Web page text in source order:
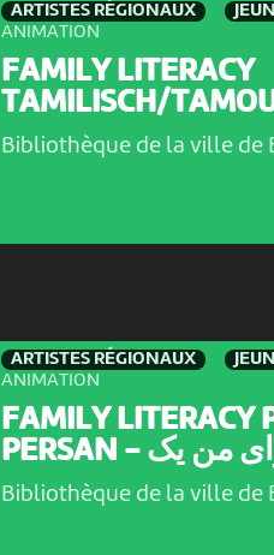
ARTISTES RÉGIONAUX
ANIMATION
FAMILY LITERACY
TAMILISCH/
Bibliothèque de la ville de
ARTISTES RÉGIONAUX
ANIMATION
FAMILY LITERACY
Bibliothèque de la ville de